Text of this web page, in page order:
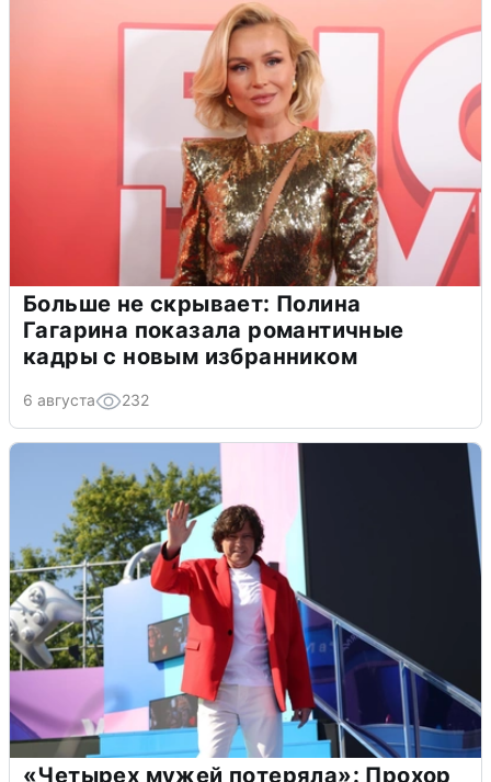
Больше не скрывает: Полина
Гагарина показала романтичные
кадры с новым избранником
6 августа 232
«Четырех мужей потеряла»: Прохор